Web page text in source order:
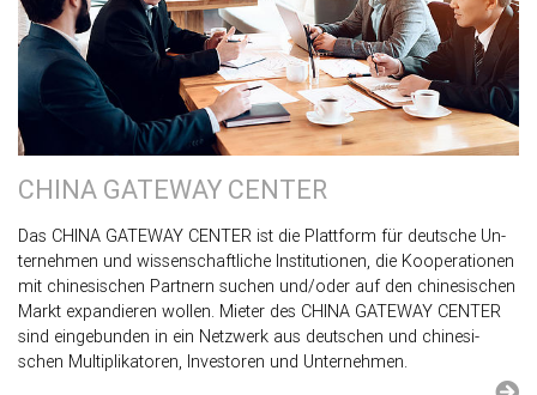
CHINA GATE­WAY CEN­TER
Das CHINA GATE­WAY CEN­TER ist die Platt­form für deut­sche Un­
ter­neh­men und wis­sen­schaft­li­che In­sti­tu­tio­nen, die Ko­ope­ra­tio­nen
mit chi­ne­si­schen Part­nern su­chen und/oder auf den chi­ne­si­schen
Markt ex­pan­die­ren wol­len. Mie­ter des CHINA GATE­WAY CEN­TER
sind ein­ge­bun­den in ein Netz­werk aus deut­schen und chi­ne­si­
schen Mul­ti­pli­ka­to­ren, In­ves­to­ren und Un­ter­neh­men.